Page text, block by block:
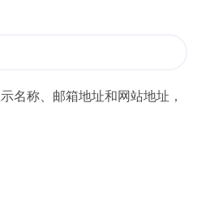
名称、邮箱地址和网站地址，